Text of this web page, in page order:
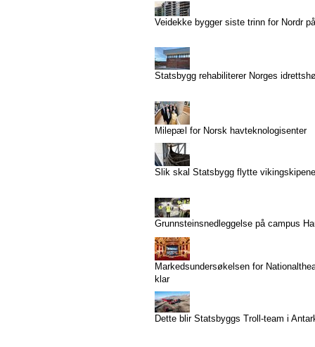
Veidekke bygger siste trinn for Nordr
Statsbygg rehabiliterer Norges
Milepæl for Norsk havteknologisenter
Slik skal Statsbygg flytte vikingskipene
Grunnsteinsnedleggelse på campus
Markedsundersøkelsen for
klar
Dette blir Statsbyggs Troll-team i